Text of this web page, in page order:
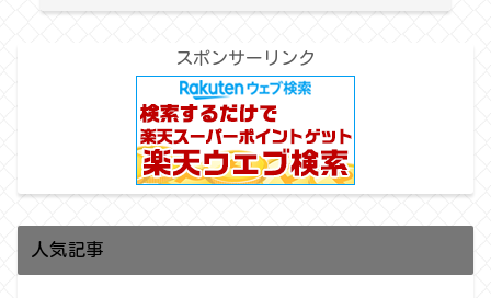
スポンサーリンク
人気記事